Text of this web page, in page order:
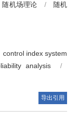
随机场理论 /
随机
control index system
analysis
/
导出引用